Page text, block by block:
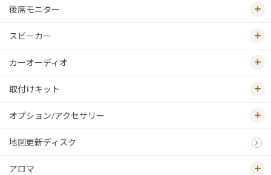
後席モニター
スピーカー
カーオーディオ
取付けキット
オプション/アクセサリー
地図更新ディスク
アロマ